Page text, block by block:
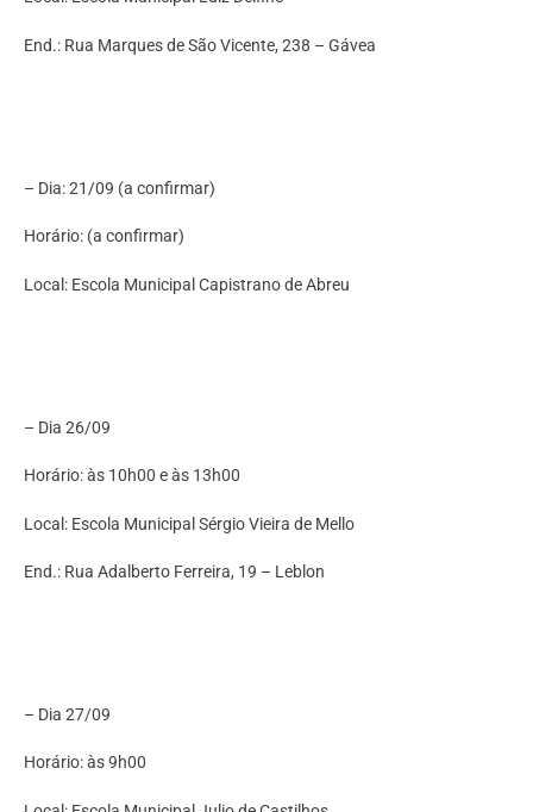
End.: Rua Marques de São Vicente, 238 – Gávea
– Dia: 21/09 (a confirmar)
Horário: (a confirmar)
Local: Escola Municipal Capistrano de Abreu
– Dia 26/09
Horário: às 10h00 e às 13h00
Local: Escola Municipal Sérgio Vieira de Mello
End.: Rua Adalberto Ferreira, 19 – Leblon
– Dia 27/09
Horário: às 9h00